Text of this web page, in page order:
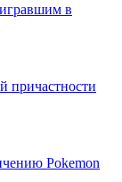
в
причастности
Pokemon